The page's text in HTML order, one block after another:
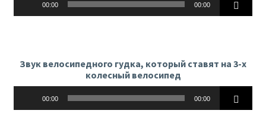
00:00 00:00
Звук велосипедного гудка, который ставят на 3-х
колесный велосипед
00:00 00:00